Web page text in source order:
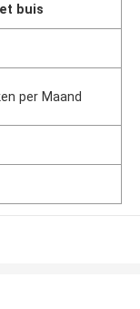
buis
per Maand